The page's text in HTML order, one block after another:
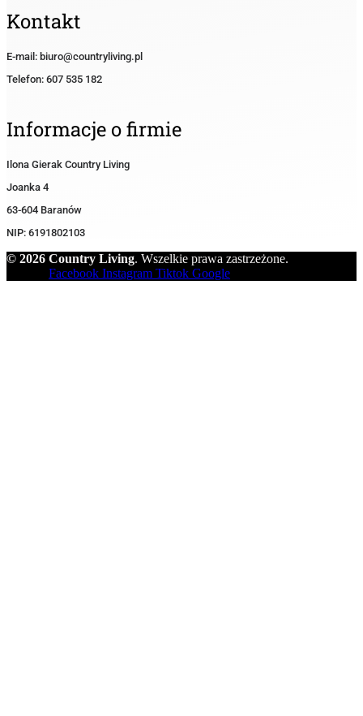
Kontakt
E-mail: biuro@countryliving.pl
Telefon: 607 535 182
Informacje o firmie
Ilona Gierak Country Living
Joanka 4
63-604 Baranów
NIP: 6191802103
© 2026 Country Living. Wszelkie prawa zastrzeżone.
Facebook Instagram Tiktok Google